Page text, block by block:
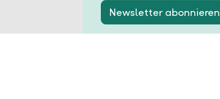
Newsletter abonnieren